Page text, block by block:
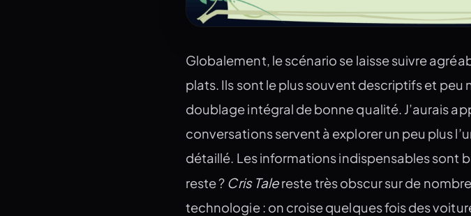
Globalement, le scénario se laisse suivre
plats. Ils sont le plus souvent descriptifs et peu
doublage intégral de bonne qualité. J’aurais
conversations servent à explorer un peu plus
détaillé. Les informations indispensables sont
reste ? Cris Talereste très obscur sur de
technologie : on croise quelques fois des